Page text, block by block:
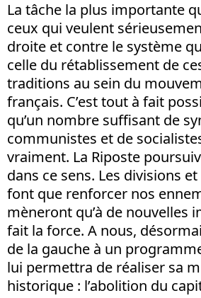
La tâche la plus importante
ceux qui veulent
droite et contre le système
celle du rétablissement de
traditions au sein du
français. C’est tout à fait
qu’un nombre suffisant de
communistes et de
vraiment. La Riposte
dans ce sens. Les divisions
font que renforcer nos
mèneront qu’à de nouvelles
fait la force. A nous,
de la gauche à un
lui permettra de réaliser sa
historique : l’abolition du